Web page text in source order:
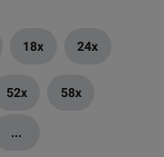
18x 24x
52x 58x
...